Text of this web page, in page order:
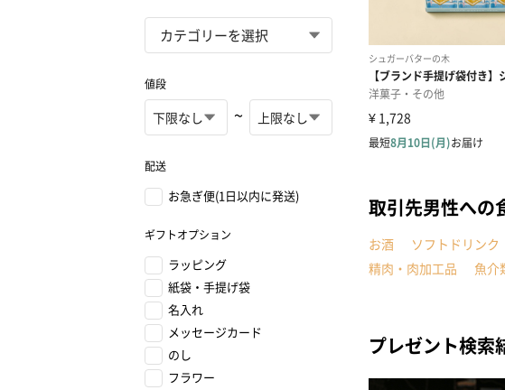
値段
~
配送
お急ぎ便(1日以内に発送)
ギフトオプション
ラッピング
紙袋・手提げ袋
名入れ
メッセージカード
のし
フラワー
取引先男性への
お酒 ソフトドリンク
精肉・肉加工品
魚介
プレゼント検索